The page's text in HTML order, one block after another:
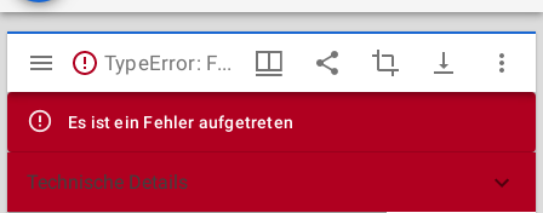
Mirador
Viewer
TypeError: Failed to fetch
Es ist ein Fehler aufgetreten
Technische Details